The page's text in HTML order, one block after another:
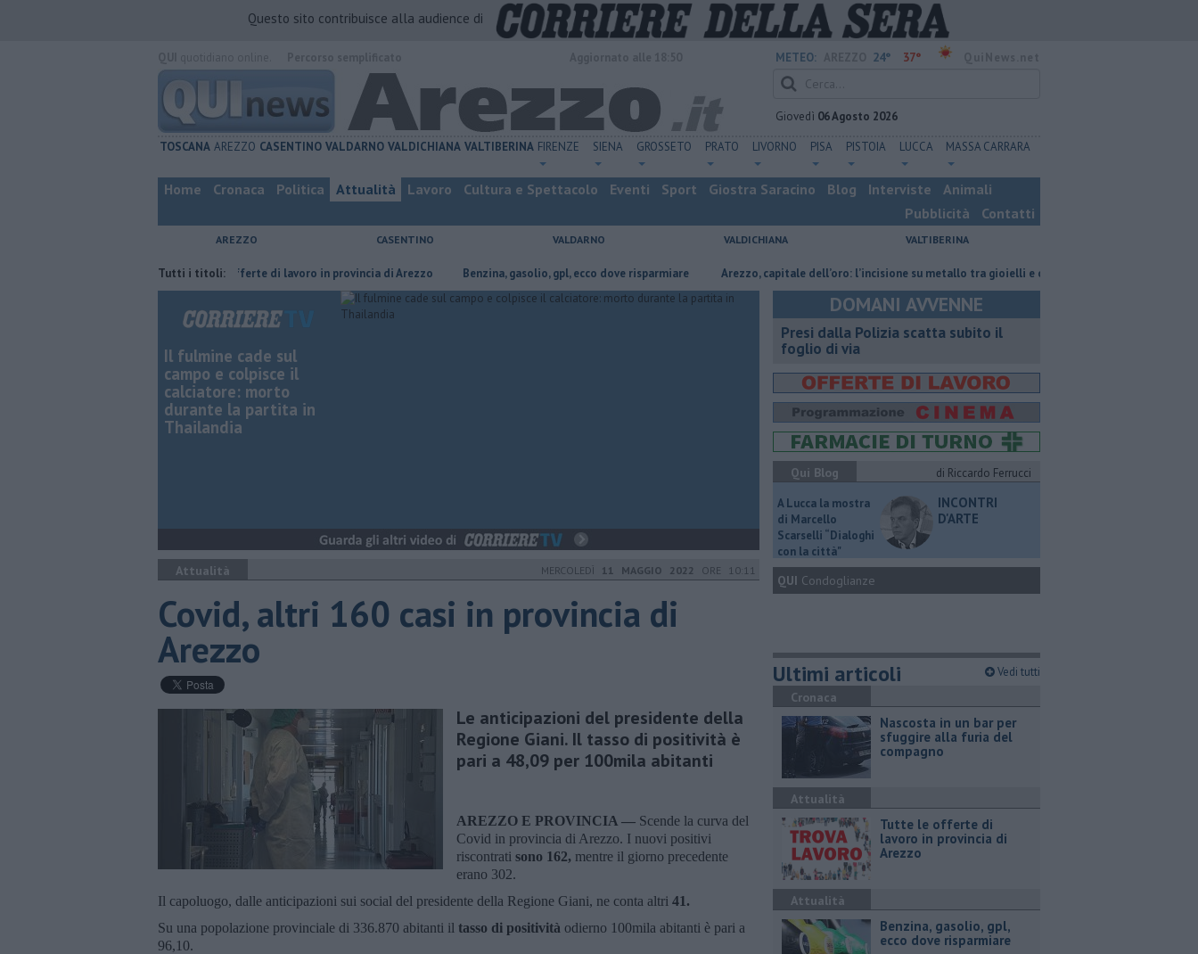
Questo sito contribuisce alla audience di
METEO: 24° 37°
Giovedì 06 Agosto 2026
TOSCANA AREZZO CASENTINO VALDARNO VALDICHIANA VALTIBERINA FIRENZE SIENA GROSSETO PRATO LIVORNO PISA PISTOIA LUCCA MASSA CARRARA
Home Cronaca Politica Attualità Lavoro Cultura e Spettacolo Eventi Sport Giostra Saracino Blog Interviste
Animali
Pubblicità
Contatti
AREZZO CASENTINO VALDARNO VALDICHIANA VALTIBERINA
Tutti i titoli:
​Tutte le offerte di lavoro in provincia di Arezzo ​Benzina, gasolio, gpl, ecco dove risparmiare Arezzo, capitale dell’oro: l’incisione su metallo tra gioielli e oggetti personalizzati
Il fulmine cade sul
campo e colpisce il
calciatore: morto
durante la partita in
Thailandia
Attualità MERCOLEDÌ 11 MAGGIO 2022 ORE 10:11
Covid, altri 160 casi in provincia di
Arezzo
Le anticipazioni del presidente della
Regione Giani. Il tasso di positività è
pari a 48,09 per 100mila abitanti
AREZZO E PROVINCIA — Scende la curva del
Covid in provincia di Arezzo. I nuovi positivi
riscontrati sono 162, mentre il giorno precedente
erano 302.
Il capoluogo, dalle anticipazioni sui social del presidente della Regione Giani, ne conta altri 41.
Su una popolazione provinciale di 336.870 abitanti il tasso di positività odierno 100mila abitanti è pari a
96,10.
DOMANI AVVENNE
Presi dalla Polizia scatta subito il
foglio di via
Qui Blog
di Riccardo Ferrucci
A Lucca la mostra
di Marcello
Scarselli “Dialoghi
con la città"
INCONTRI
D'ARTE
QUI Condoglianze
Ultimi articoli Vedi tutti
Cronaca
Nascosta in un bar per
sfuggire alla furia del
compagno
Attualità
​Tutte le offerte di
lavoro in provincia di
Arezzo
Attualità
​Benzina, gasolio, gpl,
ecco dove risparmiare